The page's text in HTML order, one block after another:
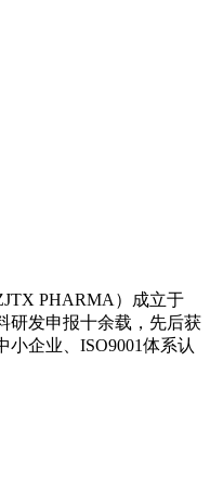
PHARMA）成立于
研发申报十余载，先后获
企业、ISO9001体系认